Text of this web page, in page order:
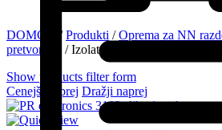
DOMOV /Produkti /Oprema za NN
pretvorniki
/Izolatorji-Konverterji-Spliterji
Show products filter form
Cenejši naprej Dražji naprej